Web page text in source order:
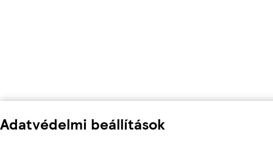
Adatvédelmi beállítások